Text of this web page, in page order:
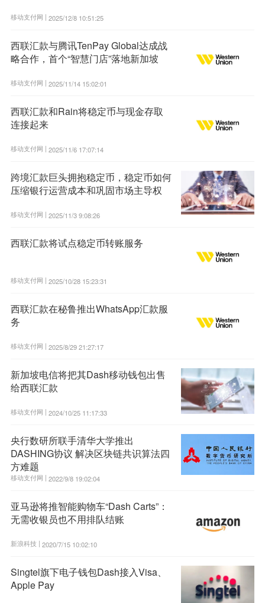
移动支付网 | 2025/12/8 10:51:25
西联汇款与腾讯TenPay Global达成战
略合作，首个“智慧门店”落地新加坡
移动支付网 | 2025/11/14 15:02:01
西联汇款和Rain将稳定币与现金存取
连接起来
移动支付网 | 2025/11/6 17:07:14
跨境汇款巨头拥抱稳定币，稳定币如何
压缩银行运营成本和巩固市场主导权
移动支付网 | 2025/11/3 9:08:26
西联汇款将试点稳定币转账服务
移动支付网 | 2025/10/28 15:23:31
西联汇款在秘鲁推出WhatsApp汇款服
务
移动支付网 | 2025/8/29 21:27:17
新加坡电信将把其Dash移动钱包出售
给西联汇款
移动支付网 | 2024/10/25 11:17:33
央行数研所联手清华大学推出
DASHING协议 解决区块链共识算法四
方难题
移动支付网 | 2022/9/8 19:02:04
亚马逊将推智能购物车“Dash Carts”：
无需收银员也不用排队结账
新浪科技 | 2020/7/15 10:02:10
Singtel旗下电子钱包Dash接入Visa、
Apple Pay